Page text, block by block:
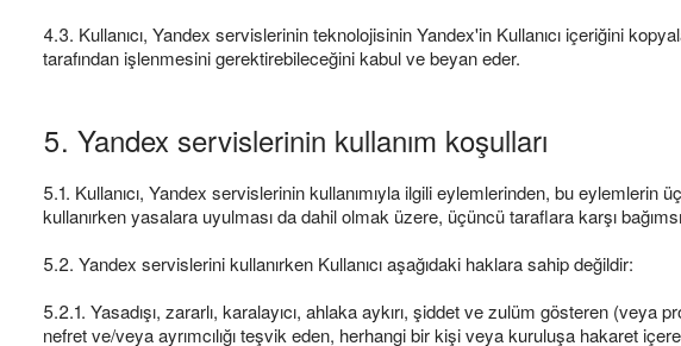
4.3. Kullanıcı, Yandex servislerinin teknolojisinin Yandex'in Kullanıcı içeriğini
tarafından işlenmesini gerektirebileceğini kabul ve beyan eder.
5. Yandex servislerinin kullanım koşulları
5.1. Kullanıcı, Yandex servislerinin kullanımıyla ilgili eylemlerinden, bu
kullanırken yasalara uyulması da dahil olmak üzere, üçüncü taraflara karşı
5.2. Yandex servislerini kullanırken Kullanıcı aşağıdaki haklara sahip değildir:
5.2.1. Yasadışı, zararlı, karalayıcı, ahlaka aykırı, şiddet ve zulüm gösteren
nefret ve/veya ayrımcılığı teşvik eden, herhangi bir kişi veya kuruluşa hakaret